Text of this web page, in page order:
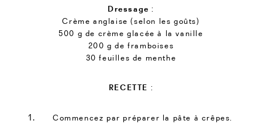
Dressage :
Crème anglaise (selon les goûts)
500 g de crème glacée à la vanille
200 g de framboises
30 feuilles de menthe
RECETTE :
Commencez par préparer la pâte à crêpes.